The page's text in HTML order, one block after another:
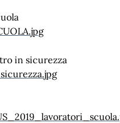
in sicurezza